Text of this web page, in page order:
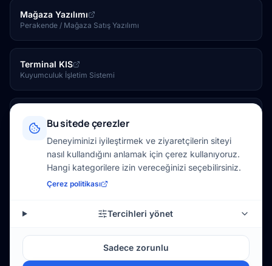
Mağaza Yazılımı
Perakende / Mağaza Satış Yazılımı
Terminal KIS
Kuyumculuk İşletim Sistemi
Otel / Tesis Yönetim Yazılımı
Kuvve Mağaza
Online Mağaza
Çerez Politikası
Çerez tercihleri
Cisco Certified
ISO Sertifikalı
© 2026 Kuvve Teknoloji Limited Şirketi. Tüm hakları saklıdır.
Bu sitede çerezler
Deneyiminizi iyileştirmek ve ziyaretçilerin siteyi
nasıl kullandığını anlamak için çerez kullanıyoruz.
Hangi kategorilere izin vereceğinizi seçebilirsiniz.
Çerez politikası
Tercihleri yönet
Sadece zorunlu